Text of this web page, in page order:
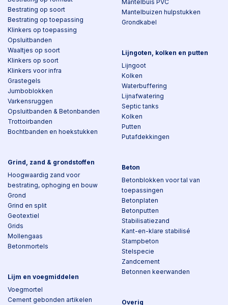
Bestrating op soort
Bestrating op toepassing
Klinkers op toepassing
Opsluitbanden
Waaltjes op soort
Klinkers op soort
Klinkers voor infra
Grastegels
Jumboblokken
Varkensruggen
Opsluitbanden & Betonbanden
Trottoirbanden
Bochtbanden en hoekstukken
Grind, zand & grondstoffen
Hoogwaardig zand voor
bestrating, ophoging en bouw
Grond
Grind en split
Geotextiel
Grids
Mollengaas
Betonmortels
Lijm en voegmiddelen
Voegmortel
Cement gebonden artikelen
Mantelbuis PVC
Mantelbuizen hulpstukken
Grondkabel
Lijngoten, kolken en putten
Lijngoot
Kolken
Waterbuffering
Lijnafwatering
Septic tanks
Kolken
Putten
Putafdekkingen
Beton
Betonblokken voor tal van
toepassingen
Betonplaten
Betonputten
Stabilisatiezand
Kant-en-klare stabilisé
Stampbeton
Stelspecie
Zandcement
Betonnen keerwanden
Overig